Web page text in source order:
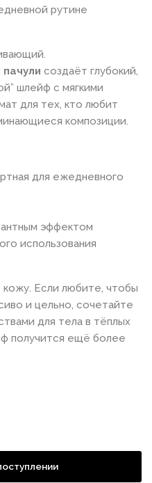
рутине
создаёт глубокий,
шлейф с мягкими
для тех, кто любит
композиции.
для ежедневного
эффектом
использования
Если любите, чтобы
и цельно, сочетайте
для тела в тёплых
получится ещё более